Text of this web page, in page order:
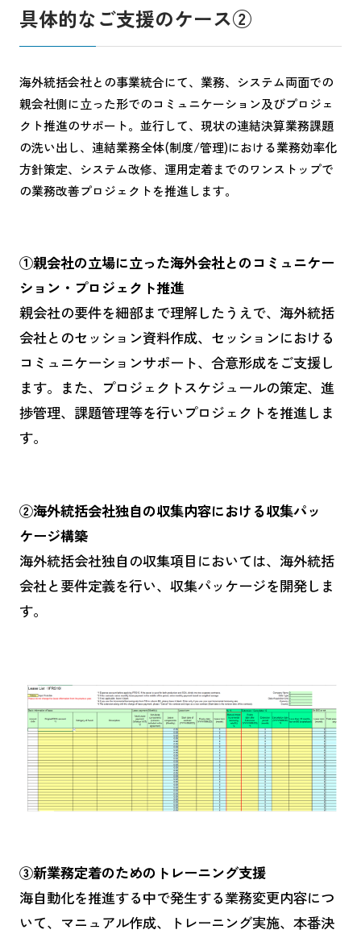
具体的なご支援のケース②
海外統括会社との事業統合にて、業務、システム両面での
親会社側に立った形でのコミュニケーション及びプロジェ
クト推進のサポート。並行して、現状の連結決算業務課題
の洗い出し、連結業務全体(制度/管理)における業務効率化
方針策定、システム改修、運用定着までのワンストップで
の業務改善プロジェクトを推進します。
①親会社の立場に立った海外会社とのコミュニケー
ション・プロジェクト推進
親会社の要件を細部まで理解したうえで、海外統括
会社とのセッション資料作成、セッションにおける
コミュニケーションサポート、合意形成をご支援し
ます。また、プロジェクトスケジュールの策定、進
捗管理、課題管理等を行いプロジェクトを推進しま
す。
②海外統括会社独自の収集内容における収集パッ
ケージ構築
海外統括会社独自の収集項目においては、海外統括
会社と要件定義を行い、収集パッケージを開発しま
す。
③新業務定着のためのトレーニング支援
海自動化を推進する中で発生する業務変更内容につ
いて、マニュアル作成、トレーニング実施、本番決